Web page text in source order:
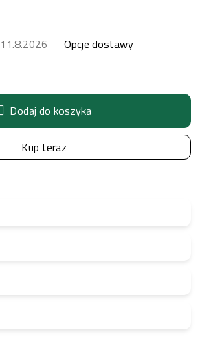
11.8.2026 Opcje dostawy
Dodaj do koszyka
Kup teraz